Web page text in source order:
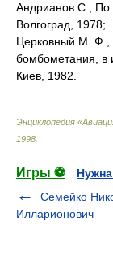
Андрианов С., По
Волгоград, 1978;
Церковный М.
бомбометания, в
Киев, 1982.
Энциклопедия
1998
Игры ⚽
Семейко
Илларионович